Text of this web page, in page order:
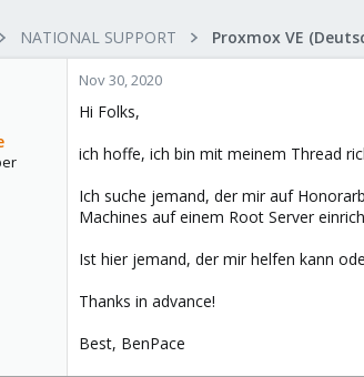
NATIONAL SUPPORT Proxmox VE
9, 2020
Nov 30, 2020
Hi Folks,
ich hoffe, ich bin mit meinem Thread
Ich suche jemand, der mir auf
Machines auf einem Root Server
Ist hier jemand, der mir helfen kann
Thanks in advance!
Best, BenPace